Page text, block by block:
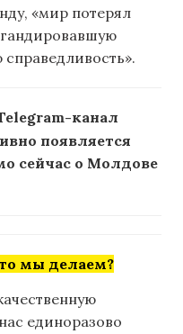
«мир потерял
канал
появляется
сейчас о Молдове
мы делаем?
единоразово